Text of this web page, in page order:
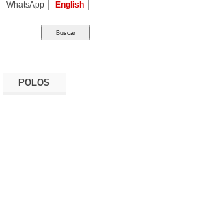
WhatsApp English
POLOS